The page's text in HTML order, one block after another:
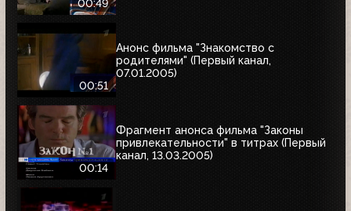
00:49
00:51
Анонс фильма "Знакомство с
родителями" (Первый канал,
07.01.2005)
00:14
Фрагмент анонса фильма "Законы
привлекательности" в титрах (Первый
канал, 13.03.2005)